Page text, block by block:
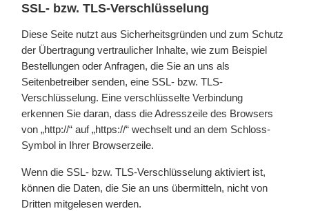
SSL- bzw. TLS-Verschlüsselung
Diese Seite nutzt aus Sicherheitsgründen und zum Schutz
der Übertragung vertraulicher Inhalte, wie zum Beispiel
Bestellungen oder Anfragen, die Sie an uns als
Seitenbetreiber senden, eine SSL- bzw. TLS-
Verschlüsselung. Eine verschlüsselte Verbindung
erkennen Sie daran, dass die Adresszeile des Browsers
von „http://“ auf „https://“ wechselt und an dem Schloss-
Symbol in Ihrer Browserzeile.
Wenn die SSL- bzw. TLS-Verschlüsselung aktiviert ist,
können die Daten, die Sie an uns übermitteln, nicht von
Dritten mitgelesen werden.